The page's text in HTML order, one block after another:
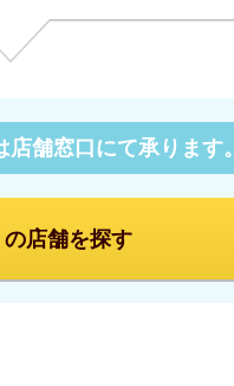
舗窓口にて承ります。
の店舗を探す